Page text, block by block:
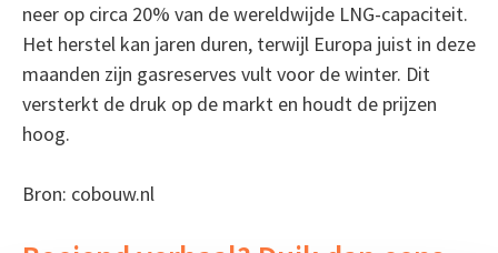
neer op circa 20% van de wereldwijde LNG-capaciteit.
Het herstel kan jaren duren, terwijl Europa juist in deze
maanden zijn gasreserves vult voor de winter. Dit
versterkt de druk op de markt en houdt de prijzen
hoog.
Bron: cobouw.nl